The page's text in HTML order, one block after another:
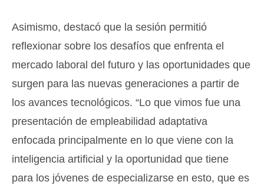
Asimismo, destacó que la sesión permitió
reflexionar sobre los desafíos que enfrenta el
mercado laboral del futuro y las oportunidades que
surgen para las nuevas generaciones a partir de
los avances tecnológicos. “Lo que vimos fue una
presentación de empleabilidad adaptativa
enfocada principalmente en lo que viene con la
inteligencia artificial y la oportunidad que tiene
para los jóvenes de especializarse en esto, que es